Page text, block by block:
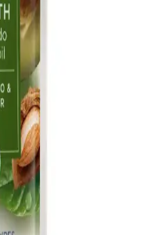
Bakım Seti Badem,
Güçlenir
seti, doğal içeriklerle
kazandırır. Badem, çam
ulaşın.
ve Bitkisel
saç dökülmesini önler,
karanfil ve badem yağı